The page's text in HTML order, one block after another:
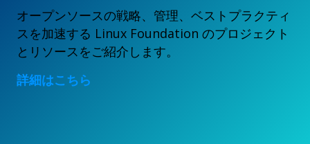
オープンソースの戦略、管理、ベストプラクティ
スを加速する Linux Foundation のプロジェクト
とリソースをご紹介します。
詳細はこちら